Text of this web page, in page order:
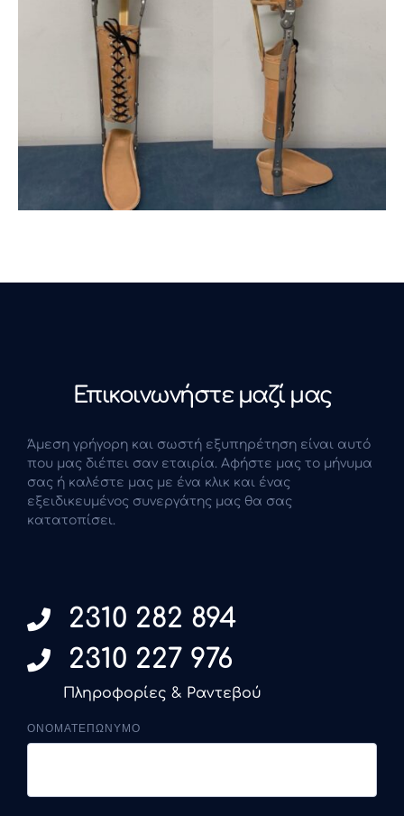
Επικοινωνήστε μαζί μας
Άμεση γρήγορη και σωστή εξυπηρέτηση είναι αυτό
που μας διέπει σαν εταιρία. Αφήστε μας το μήνυμα
σας ή καλέστε μας με ένα κλικ και ένας
εξειδικευμένος συνεργάτης μας θα σας
κατατοπίσει.
2310 282 894
2310 227 976
Πληροφορίες & Ραντεβού
ΟΝΟΜΑΤΕΠΩΝΥΜΟ